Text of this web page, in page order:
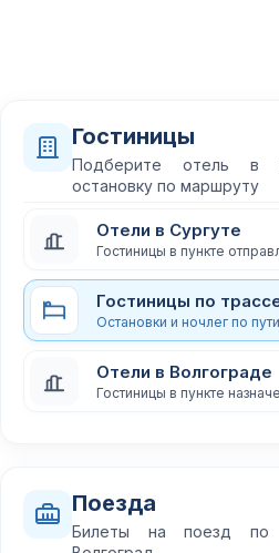
Гостиницы
Подберите отель в
остановку по маршруту
Отели в Сургуте
Гостиницы в пункте
Гостиницы по
Остановки и ночлег по пути
Отели в Волгограде
Гостиницы в пункте
Поезда
Билеты на поезд по